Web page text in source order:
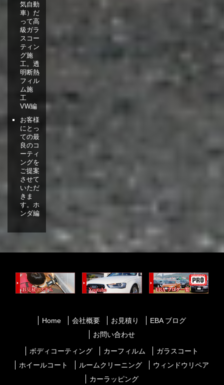
気自動
車）だ
って高
級ガラ
スコー
ティン
グ施
工。透
明断熱
フィル
ム施
工
VW編
お客様
にとっ
ての最
良のコ
ーティ
ングを
ご提案
させて
いただ
きま
す。ホ
ンダ編
Home 会社概要 お見積り
EBA ブログ
お問い合わせ
ボディコーティング カーフィルム
ガラスコート
ホイールコート
ルームクリーニング
ウィンドウリペア
カーラッピング